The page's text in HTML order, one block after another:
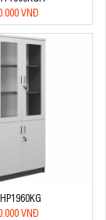
VNĐ
VNĐ